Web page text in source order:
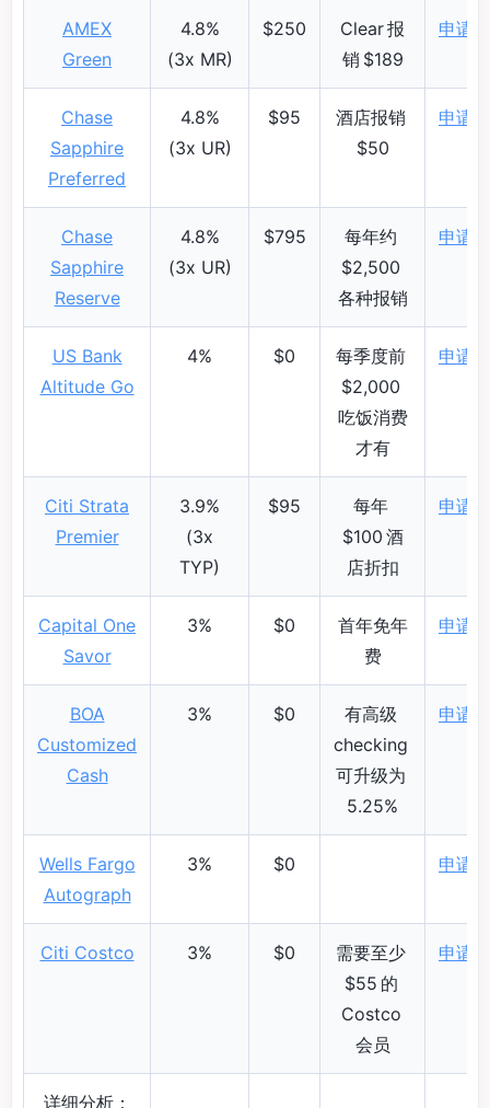
AMEX
Green
4.8%
(3x MR)
$250
Clear 报
销 $189
申请
Chase
Sapphire
Preferred
4.8%
(3x UR)
$95
酒店报销
$50
申请
Chase
Sapphire
Reserve
4.8%
(3x UR)
$795
每年约
$2,500
各种报销
申请
US Bank
Altitude Go
4% $0
每季度前
$2,000
吃饭消费
才有
申请
Citi Strata
Premier
3.9%
(3x
TYP)
$95
每年
$100 酒
店折扣
申请
Capital One
Savor
3% $0
首年免年
费
申请
BOA
Customized
Cash
3% $0
有高级
checking
可升级为
5.25%
申请
Wells Fargo
Autograph
3% $0 申请
Citi Costco 3% $0
需要至少
$55 的
Costco
会员
申请
详细分析：